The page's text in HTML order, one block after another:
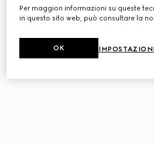
Per maggiori informazioni su queste
in questo sito web, può consultare la
OK